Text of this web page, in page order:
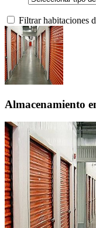
Filtrar habitaciones
Almacenamiento